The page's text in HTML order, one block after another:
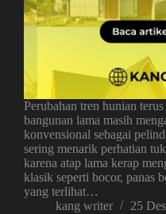
Perubahan tren hunian
bangunan lama masih
konvensional sebagai
sering menarik perhatian
karena atap lama kerap
klasik seperti bocor, panas
yang terlihat…
kang writer
25